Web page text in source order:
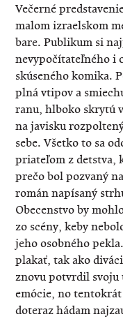
Večerné
malom izraelskom
bare. Publikum si
nevypočítateľného i
skúseného komika.
plná vtipov a
ranu, hlboko skrytú
na javisku
sebe. Všetko to sa
priateľom z detstva,
prečo bol pozvaný
román napísaný
Obecenstvo by
zo scény, keby
jeho osobného
plakať, tak ako
znovu potvrdil svoju
emócie, no
doteraz hádam